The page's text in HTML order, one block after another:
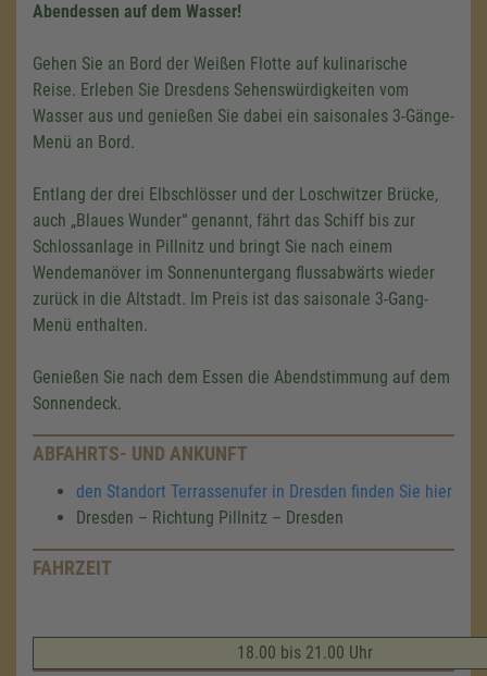
Abendessen auf dem Wasser!
Gehen Sie an Bord der Weißen Flotte auf kulinarische
Reise. Erleben Sie Dresdens Sehenswürdigkeiten vom
Wasser aus und genießen Sie dabei ein saisonales 3-Gänge-
Menü an Bord.
Entlang der drei Elbschlösser und der Loschwitzer Brücke,
auch „Blaues Wunder“ genannt, fährt das Schiff bis zur
Schlossanlage in Pillnitz und bringt Sie nach einem
Wendemanöver im Sonnenuntergang flussabwärts wieder
zurück in die Altstadt. Im Preis ist das saisonale 3-Gang-
Menü enthalten.
Genießen Sie nach dem Essen die Abendstimmung auf dem
Sonnendeck.
ABFAHRTS- UND ANKUNFT
den Standort Terrassenufer in Dresden finden Sie hier
Dresden – Richtung Pillnitz – Dresden
FAHRZEIT
18.00 bis 21.00 Uhr